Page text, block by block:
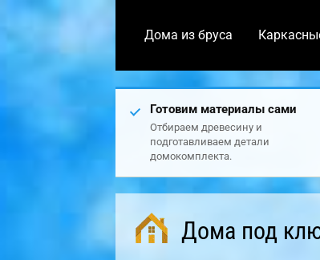
Дома из бруса
Готовим материалы сами
Отбираем древесину и
подготавливаем детали
домокомплекта.
Дома под